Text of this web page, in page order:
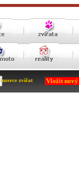
inzerce zvířat Vložit